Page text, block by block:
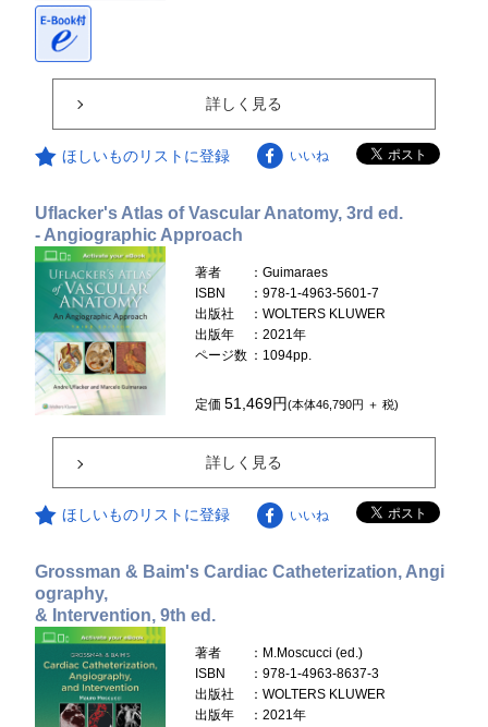
詳しく見る
ほしいものリストに登録 いいね
Uflacker's Atlas of Vascular Anatomy, 3rd ed.
- Angiographic Approach
著者
：Guimaraes
ISBN
：978-1-4963-5601-7
出版社
：WOLTERS KLUWER
出版年
：2021年
ページ数 ：1094pp.
定価51,469円(本体46,790円 ＋ 税)
詳しく見る
ほしいものリストに登録 いいね
Grossman & Baim's Cardiac Catheterization, Angi
ography,
& Intervention, 9th ed.
著者
：M.Moscucci (ed.)
ISBN
：978-1-4963-8637-3
出版社
：WOLTERS KLUWER
出版年
：2021年